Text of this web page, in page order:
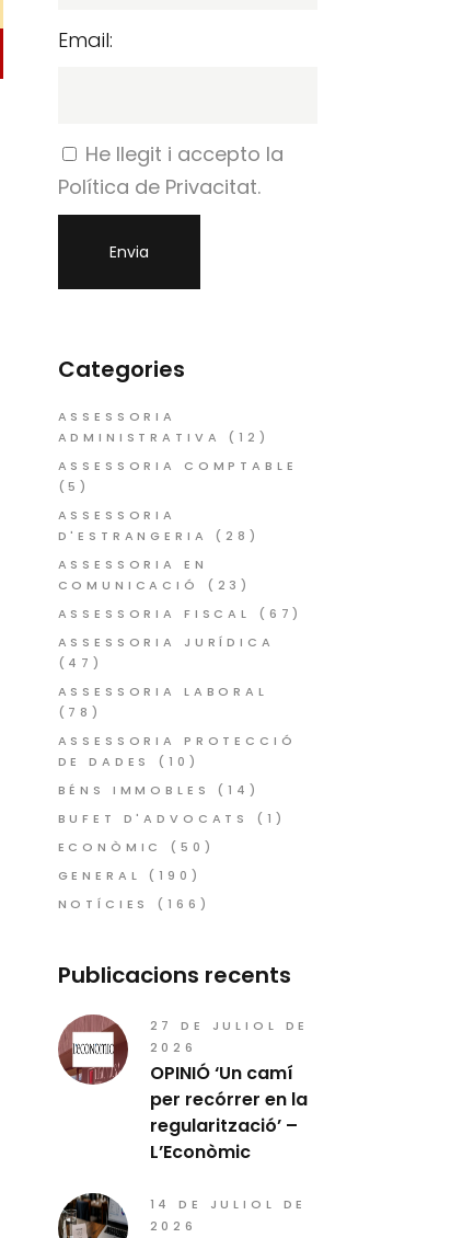
Email:
He llegit i accepto la
Política de Privacitat.
Categories
ASSESSORIA
ADMINISTRATIVA
(12)
ASSESSORIA COMPTABLE
(5)
ASSESSORIA
D'ESTRANGERIA
(28)
ASSESSORIA EN
COMUNICACIÓ
(23)
ASSESSORIA FISCAL
(67)
ASSESSORIA JURÍDICA
(47)
ASSESSORIA LABORAL
(78)
ASSESSORIA PROTECCIÓ
DE DADES
(10)
BÉNS IMMOBLES
(14)
BUFET D'ADVOCATS
(1)
ECONÒMIC
(50)
GENERAL
(190)
NOTÍCIES
(166)
Publicacions recents
27 DE JULIOL DE
2026
OPINIÓ ‘Un camí
per recórrer en la
regularització’ –
L’Econòmic
14 DE JULIOL DE
2026